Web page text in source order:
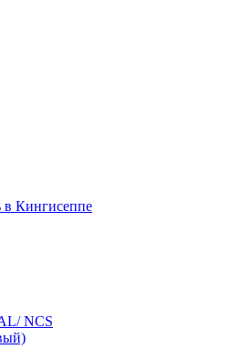
в Кингисеппе
NCS